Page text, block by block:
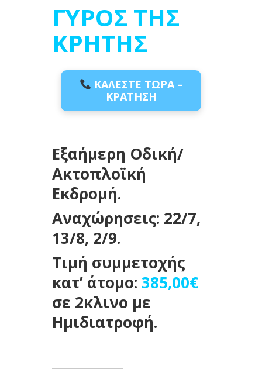
ΓΥΡΟΣ ΤΗΣ
ΚΡΗΤΗΣ
ΚΑΛΕΣΤΕ ΤΩΡΑ –
ΚΡΑΤΗΣΗ
Εξαήμερη Οδική/
Ακτοπλοϊκή
Εκδρομή.
Αναχώρησεις: 22/7,
13/8, 2/9.
Τιμή συμμετοχής
κατ’ άτομο: 385,00€
σε 2κλινο με
Ημιδιατροφή.